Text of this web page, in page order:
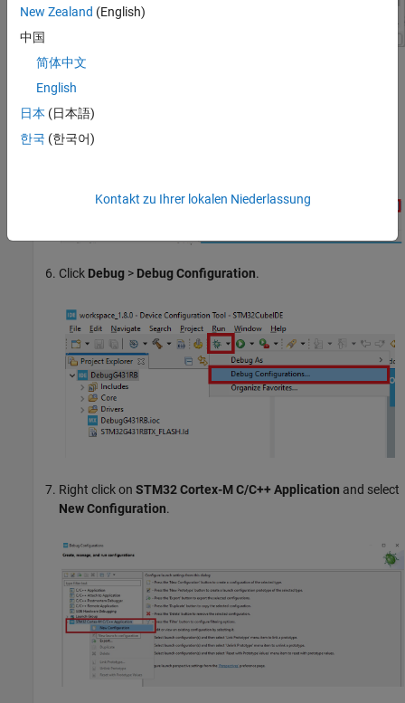
Create a new STM32 Project in
required board on which you are going to debug the Simulink
Click Debug > Debug Configuration.
Right click on STM32 Cortex-M C/C++ Application and select
New Configuration.
New Zealand (English)
中国
简体中文
English
日本 (日本語)
한국 (한국어)
Kontakt zu Ihrer lokalen Niederlassung